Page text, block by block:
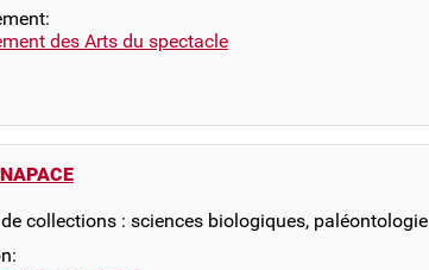
des Arts du spectacle
collections : sciences biologiques, paléontologie